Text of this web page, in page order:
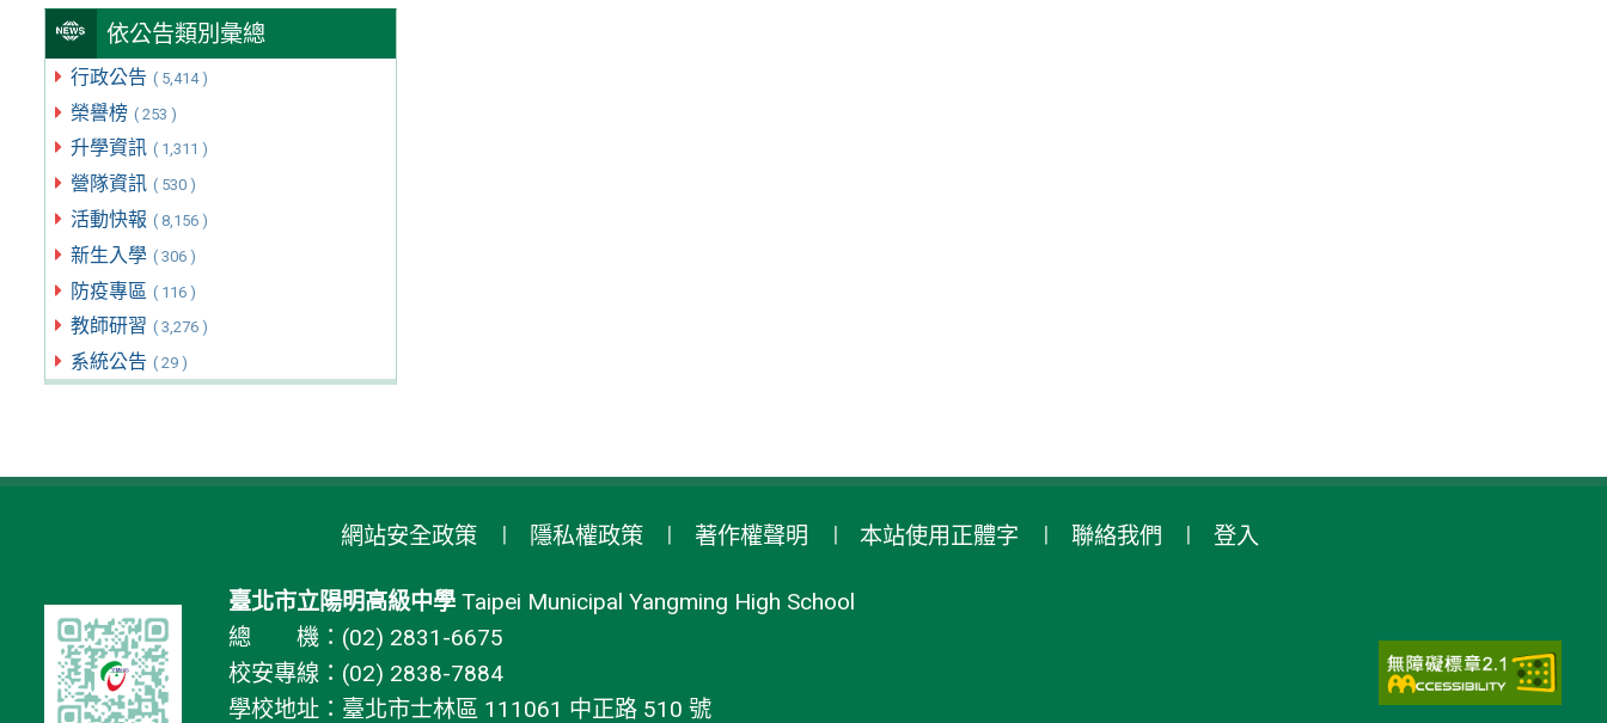
依公告類別彙總
行政公告 ( 5,414 )
榮譽榜 ( 253 )
升學資訊 ( 1,311 )
營隊資訊 ( 530 )
活動快報 ( 8,156 )
新生入學 ( 306 )
防疫專區 ( 116 )
教師研習 ( 3,276 )
系統公告 ( 29 )
網站安全政策 隱私權政策 著作權聲明 本站使用正體字 聯絡我們 登入
臺北市立陽明高級中學Taipei Municipal Yangming High School
總 機：(02) 2831-6675
校安專線：(02) 2838-7884
學校地址：臺北市士林區 111061 中正路 510 號